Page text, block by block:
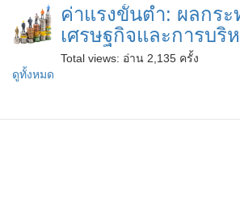
ค่าแรงขั้นต่ำ: ผลกร
เศรษฐกิจและการบริ
Total views: อ่าน 2,135 ครั้ง
ดูทั้งหมด